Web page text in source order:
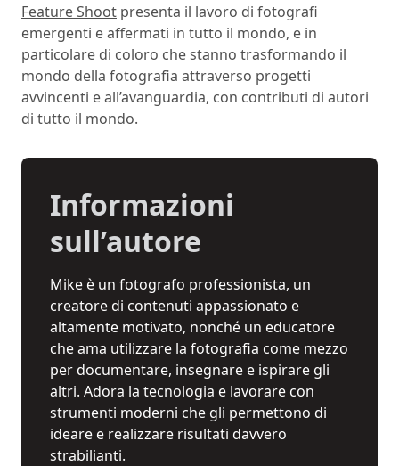
Feature Shoot presenta il lavoro di fotografi
emergenti e affermati in tutto il mondo, e in
particolare di coloro che stanno trasformando il
mondo della fotografia attraverso progetti
avvincenti e all’avanguardia, con contributi di autori
di tutto il mondo.
Informazioni
sull’autore
Mike è un fotografo professionista, un
creatore di contenuti appassionato e
altamente motivato, nonché un educatore
che ama utilizzare la fotografia come mezzo
per documentare, insegnare e ispirare gli
altri. Adora la tecnologia e lavorare con
strumenti moderni che gli permettono di
ideare e realizzare risultati davvero
strabilianti.